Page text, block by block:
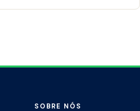
SOBRE NÓS